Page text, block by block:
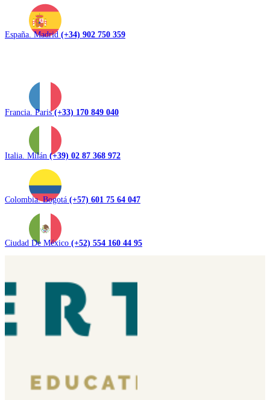
España. Madrid (+34) 902 750 359
Francia. Paris(+33) 170 849 040
Italia. Milán (+39) 02 87 368 972
Colombia. Bogotá (+57) 601 75 64 047
Ciudad De México (+52) 554 160 44 95